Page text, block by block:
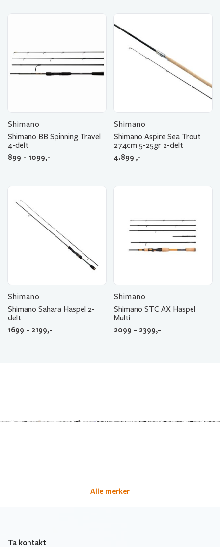
Shimano
Shimano BB Spinning Travel
4-delt
899 - 1099,-
Shimano
Shimano Aspire Sea Trout
274cm 5-25gr 2-delt
4.899 ,-
Shimano
Shimano Sahara Haspel 2-
delt
1699 - 2199,-
Shimano
Shimano STC AX Haspel
Multi
2099 - 2399,-
Alle merker
Ta kontakt